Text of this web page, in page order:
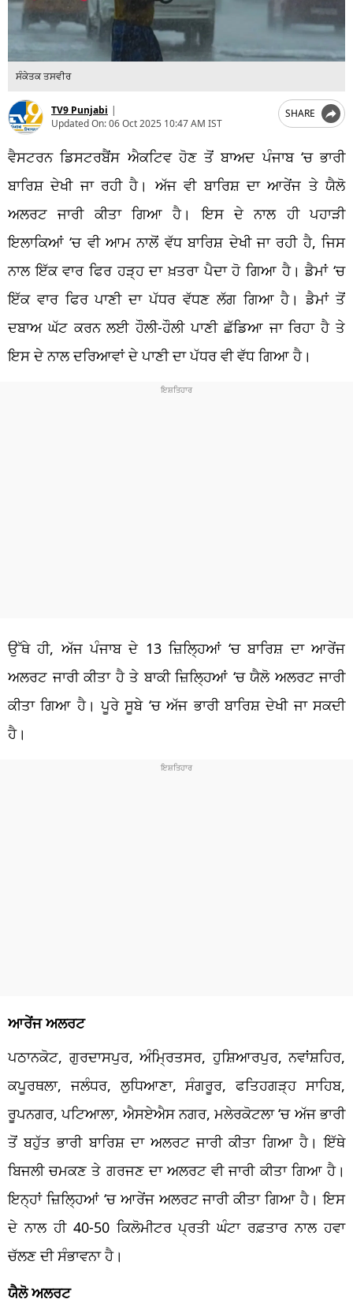
ਸੰਕੇਤਕ ਤਸਵੀਰ
TV9 Punjabi |
Updated On:06 Oct 2025 10:47 AM IST
SHARE
ਵੈਸਟਰਨ ਡਿਸਟਰਬੈਂਸ ਐਕਟਿਵ ਹੋਣ ਤੋਂ ਬਾਅਦ ਪੰਜਾਬ ‘ਚ ਭਾਰੀ
ਬਾਰਿਸ਼ ਦੇਖੀ ਜਾ ਰਹੀ ਹੈ। ਅੱਜ ਵੀ ਬਾਰਿਸ਼ ਦਾ ਆਰੇਂਜ ਤੇ ਯੈਲੋ
ਅਲਰਟ ਜਾਰੀ ਕੀਤਾ ਗਿਆ ਹੈ। ਇਸ ਦੇ ਨਾਲ ਹੀ ਪਹਾੜੀ
ਇਲਾਕਿਆਂ‘ਚ ਵੀ ਆਮ ਨਾਲੋਂ ਵੱਧ ਬਾਰਿਸ਼ ਦੇਖੀ ਜਾ ਰਹੀ ਹੈ, ਜਿਸ
ਨਾਲ ਇੱਕ ਵਾਰ ਫਿਰ ਹੜ੍ਹ ਦਾ ਖ਼ਤਰਾ ਪੈਦਾ ਹੋ ਗਿਆ ਹੈ। ਡੈਮਾਂ ‘ਚ
ਇੱਕ ਵਾਰ ਫਿਰ ਪਾਣੀ ਦਾ ਪੱਧਰ ਵੱਧਣ ਲੱਗ ਗਿਆ ਹੈ। ਡੈਮਾਂ ਤੋਂ
ਦਬਾਅ ਘੱਟ ਕਰਨ ਲਈ ਹੌਲੀ-ਹੌਲੀ ਪਾਣੀ ਛੱਡਿਆ ਜਾ ਰਿਹਾ ਹੈ ਤੇ
ਇਸ ਦੇ ਨਾਲ ਦਰਿਆਵਾਂ ਦੇ ਪਾਣੀ ਦਾ ਪੱਧਰ ਵੀ ਵੱਧ ਗਿਆ ਹੈ।
ਉੱਥੇ ਹੀ, ਅੱਜ ਪੰਜਾਬ ਦੇ 13 ਜ਼ਿਲ੍ਹਿਆਂ‘ਚ ਬਾਰਿਸ਼ ਦਾ ਆਰੇਂਜ
ਅਲਰਟ ਜਾਰੀ ਕੀਤਾ ਹੈ ਤੇ ਬਾਕੀ ਜ਼ਿਲ੍ਹਿਆਂ ‘ਚ ਯੈਲੋ ਅਲਰਟ ਜਾਰੀ
ਕੀਤਾ ਗਿਆ ਹੈ। ਪੂਰੇ ਸੂਬੇ ‘ਚ ਅੱਜ ਭਾਰੀ ਬਾਰਿਸ਼ ਦੇਖੀ ਜਾ ਸਕਦੀ
ਹੈ।
ਆਰੇਂਜ ਅਲਰਟ
ਪਠਾਨਕੋਟ, ਗੁਰਦਾਸਪੁਰ, ਅੰਮ੍ਰਿਤਸਰ, ਹੁਸ਼ਿਆਰਪੁਰ, ਨਵਾਂਸ਼ਹਿਰ,
ਕਪੂਰਥਲਾ, ਜਲੰਧਰ, ਲੁਧਿਆਣਾ, ਸੰਗਰੂਰ, ਫਤਿਹਗੜ੍ਹ ਸਾਹਿਬ,
ਰੂਪਨਗਰ, ਪਟਿਆਲਾ, ਐਸਏਐਸ ਨਗਰ, ਮਲੇਰਕੋਟਲਾ‘ਚ ਅੱਜ ਭਾਰੀ
ਤੋਂ ਬਹੁੱਤ ਭਾਰੀ ਬਾਰਿਸ਼ ਦਾ ਅਲਰਟ ਜਾਰੀ ਕੀਤਾ ਗਿਆ ਹੈ। ਇੱਥੇ
ਬਿਜਲੀ ਚਮਕਣ ਤੇ ਗਰਜਣ ਦਾ ਅਲਰਟ ਵੀ ਜਾਰੀ ਕੀਤਾ ਗਿਆ ਹੈ।
ਇਨ੍ਹਾਂ ਜ਼ਿਲ੍ਹਿਆਂ ‘ਚ ਆਰੇਂਜ ਅਲਰਟ ਜਾਰੀ ਕੀਤਾ ਗਿਆ ਹੈ। ਇਸ
ਦੇ ਨਾਲ ਹੀ 40-50 ਕਿਲੋਮੀਟਰ ਪ੍ਰਤੀ ਘੰਟਾ ਰਫ਼ਤਾਰ ਨਾਲ ਹਵਾ
ਚੱਲਣ ਦੀ ਸੰਭਾਵਨਾ ਹੈ।
ਯੈਲੋ ਅਲਰਟ